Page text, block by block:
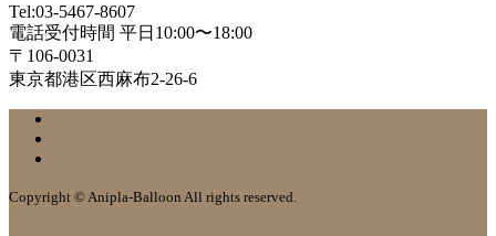
Tel:03-5467-8607
電話受付時間 平日10:00〜18:00
〒106-0031
東京都港区西麻布2-26-6
Copyright © Anipla-Balloon All rights reserved.